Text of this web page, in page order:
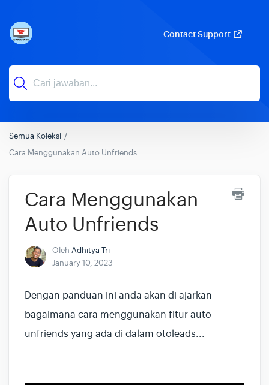
Contact Support
Semua Koleksi
Cara Menggunakan Auto Unfriends
Cara Menggunakan
Auto Unfriends
Oleh Adhitya Tri
January 10, 2023
Dengan panduan ini anda akan di ajarkan
bagaimana cara menggunakan fitur auto
unfriends yang ada di dalam otoleads...